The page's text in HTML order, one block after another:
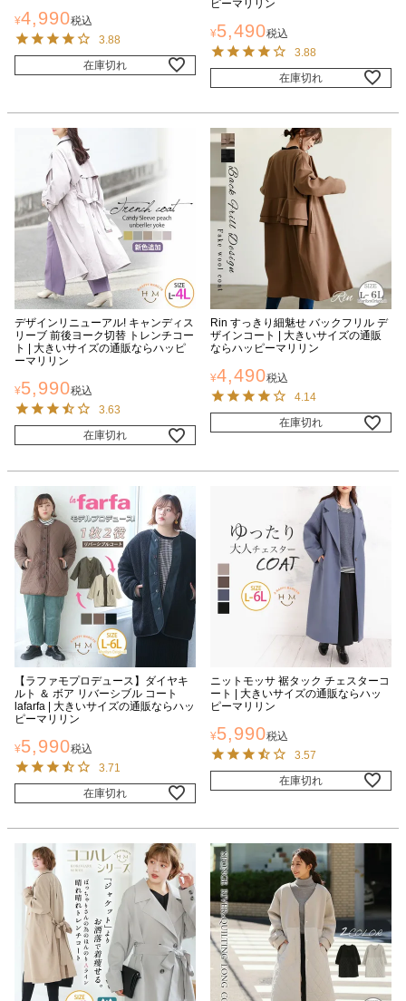
¥4,990税込
3.88
在庫切れ
ピーマリリン
¥5,490税込
3.88
在庫切れ
デザインリニューアル! キャンディス
リーブ 前後ヨーク切替 トレンチコー
ト | 大きいサイズの通販ならハッピ
ーマリリン
¥5,990税込
3.63
在庫切れ
Rin すっきり細魅せ バックフリル デ
ザインコート | 大きいサイズの通販
ならハッピーマリリン
¥4,490税込
4.14
在庫切れ
【ラファモプロデュース】ダイヤキ
ルト ＆ ボア リバーシブル コート
lafarfa | 大きいサイズの通販ならハッ
ピーマリリン
¥5,990税込
3.71
在庫切れ
ニットモッサ 裾タック チェスターコ
ート | 大きいサイズの通販ならハッ
ピーマリリン
¥5,990税込
3.57
在庫切れ